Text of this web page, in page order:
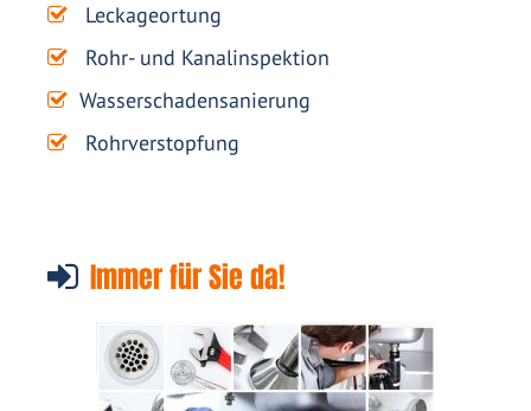
Leckageortung
Rohr- und Kanalinspektion
Wasserschadensanierung
Rohrverstopfung
Immer für Sie da!